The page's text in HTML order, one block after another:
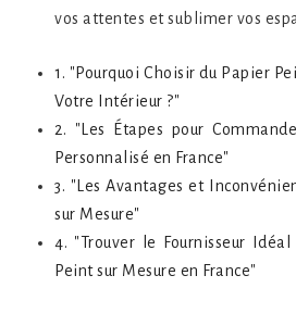
vos attentes et sublimer vos
1. "Pourquoi Choisir du Papier
Votre Intérieur ?"
2. "Les Étapes pour
Personnalisé en France"
3. "Les Avantages et
sur Mesure"
4. "Trouver le Fournisseur
Peint sur Mesure en France"